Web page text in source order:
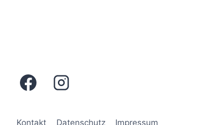
Kontakt Datenschutz Impressum